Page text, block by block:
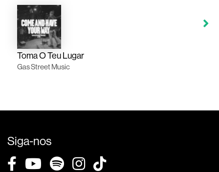
Toma O Teu Lugar
Gas Street Music
Siga-nos